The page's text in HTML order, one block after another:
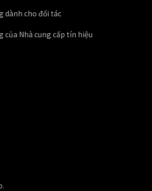
dành cho đối tác
của Nhà cung cấp tín hiệu